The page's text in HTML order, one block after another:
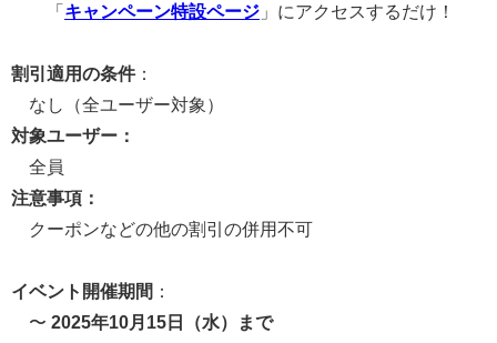
「 キャンペーン特設ページ 」にアクセスするだけ！
割引適用の条件：
なし（全ユーザー対象）
対象ユーザー：
全員
注意事項：
クーポンなどの他の割引の併用不可
イベント開催期間 ：
〜 2025年10月15日（水）まで